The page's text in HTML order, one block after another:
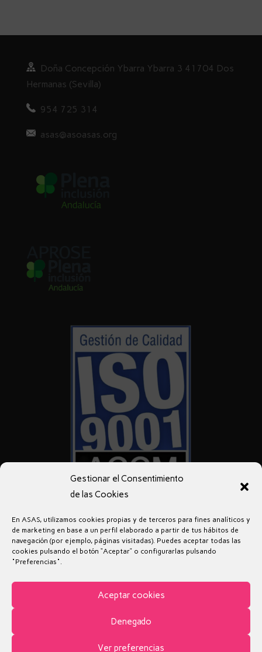
Gestionar el Consentimiento
de las Cookies
En ASAS, utilizamos cookies propias y de terceros para fines analíticos y
de marketing en base a un perfil elaborado a partir de tus hábitos de
navegación (por ejemplo, páginas visitadas). Puedes aceptar todas las
cookies pulsando el botón “Aceptar” o configurarlas pulsando
"Preferencias".
Aceptar cookies
Denegado
Ver preferencias
Doña Concepción Ybarra Ybarra 3 41704 Dos
Hermanas (Sevilla)
954 725 314
asas@asoasas.org
Aviso legal
Política de Cookies